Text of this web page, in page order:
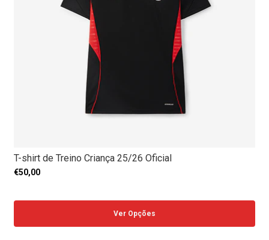
T-shirt de Treino Criança 25/26 Oficial
€50,00
Ver Opções